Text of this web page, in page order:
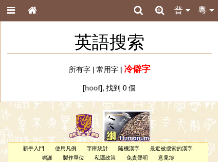
粵
普
英語搜索
所有字| 常用字| 冷僻字
[hoof], 找到 0 個
新手入門 使用凡例 字庫統計 隨機漢字
最近被搜索的漢字
鳴謝
製作單位 私隱政策 免責聲明 意見簿